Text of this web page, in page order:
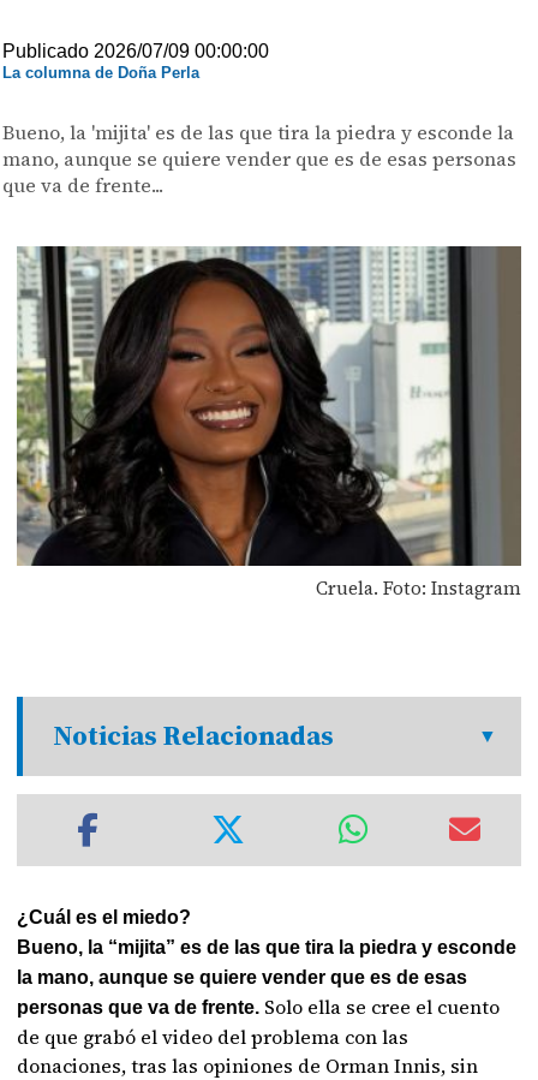
Publicado 2026/07/09 00:00:00
La columna de Doña Perla
Bueno, la 'mijita' es de las que tira la piedra y esconde la
mano, aunque se quiere vender que es de esas personas
que va de frente...
Cruela. Foto: Instagram
Noticias Relacionadas
¿Cuál es el miedo?
Bueno, la “mijita” es de las que tira la piedra y esconde
la mano, aunque se quiere vender que es de esas
personas que va de frente. Solo ella se cree el cuento
de que grabó el video del problema con las
donaciones, tras las opiniones de Orman Innis, sin